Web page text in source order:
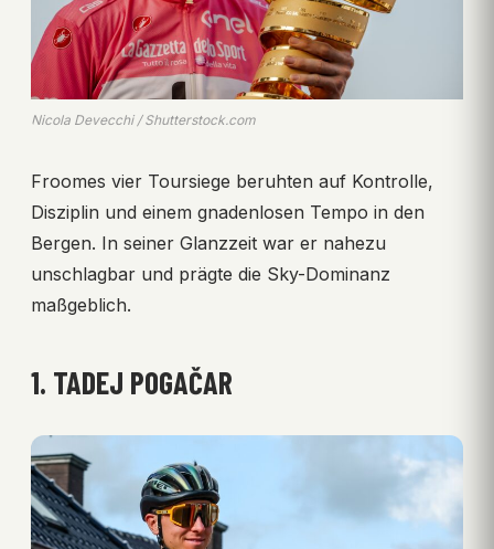
Nicola Devecchi / Shutterstock.com
Froomes vier Toursiege beruhten auf Kontrolle,
Disziplin und einem gnadenlosen Tempo in den
Bergen. In seiner Glanzzeit war er nahezu
unschlagbar und prägte die Sky-Dominanz
maßgeblich.
1. TADEJ POGAČAR